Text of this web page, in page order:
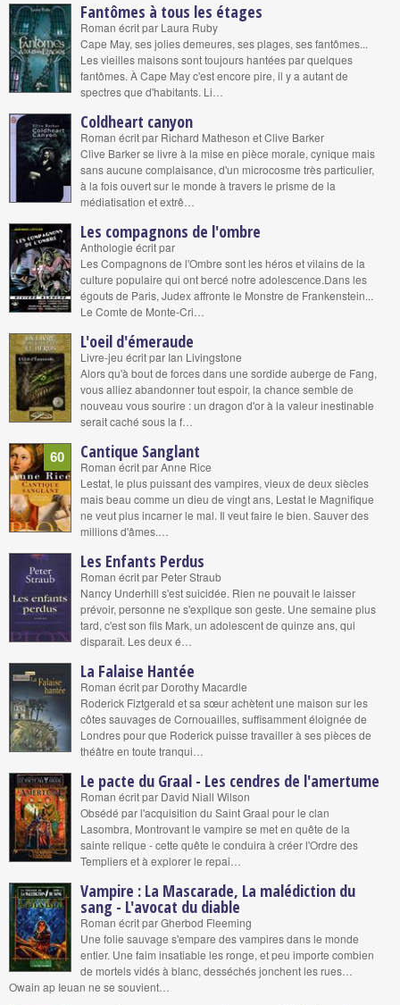
Fantômes à tous les étages
Roman écrit par Laura Ruby
Cape May, ses jolies demeures, ses plages, ses fantômes...
Les vieilles maisons sont toujours hantées par quelques
fantômes. À Cape May c'est encore pire, il y a autant de
spectres que d'habitants. Li…
Coldheart canyon
Roman écrit par Richard Matheson et Clive Barker
Clive Barker se livre à la mise en pièce morale, cynique mais
sans aucune complaisance, d'un microcosme très particulier,
à la fois ouvert sur le monde à travers le prisme de la
médiatisation et extrê…
Les compagnons de l'ombre
Anthologie écrit par
Les Compagnons de l'Ombre sont les héros et vilains de la
culture populaire qui ont bercé notre adolescence.Dans les
égouts de Paris, Judex affronte le Monstre de Frankenstein...
Le Comte de Monte-Cri…
L'oeil d'émeraude
Livre-jeu écrit par Ian Livingstone
Alors qu'à bout de forces dans une sordide auberge de Fang,
vous alliez abandonner tout espoir, la chance semble de
nouveau vous sourire : un dragon d'or à la valeur inestinable
serait caché sous la f…
60 Cantique Sanglant
Roman écrit par Anne Rice
Lestat, le plus puissant des vampires, vieux de deux siècles
mais beau comme un dieu de vingt ans, Lestat le Magnifique
ne veut plus incarner le mal. Il veut faire le bien. Sauver des
millions d'âmes.…
Les Enfants Perdus
Roman écrit par Peter Straub
Nancy Underhill s'est suicidée. Rien ne pouvait le laisser
prévoir, personne ne s'explique son geste. Une semaine plus
tard, c'est son fils Mark, un adolescent de quinze ans, qui
disparaît. Les deux é…
La Falaise Hantée
Roman écrit par Dorothy Macardle
Roderick Fiztgerald et sa sœur achètent une maison sur les
côtes sauvages de Cornouailles, suffisamment éloignée de
Londres pour que Roderick puisse travailler à ses pièces de
théâtre en toute tranqui…
Le pacte du Graal - Les cendres de l'amertume
Roman écrit par David Niall Wilson
Obsédé par l'acquisition du Saint Graal pour le clan
Lasombra, Montrovant le vampire se met en quête de la
sainte relique - cette quête le conduira à créer l'Ordre des
Templiers et à explorer le repai…
Vampire : La Mascarade, La malédiction du
sang - L'avocat du diable
Roman écrit par Gherbod Fleeming
Une folie sauvage s'empare des vampires dans le monde
entier. Une faim insatiable les ronge, et peu importe combien
de mortels vidés à blanc, desséchés jonchent les rues…
Owain ap Ieuan ne se souvient…